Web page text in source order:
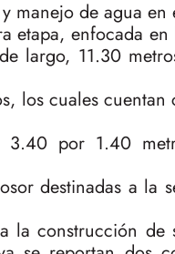
manejo de agua
etapa, enfocada
largo, 11.30
los cuales
por 1.40
destinadas a la
la construcción de